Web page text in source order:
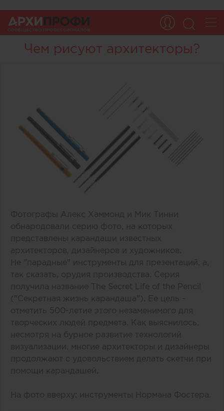
Чем рисуют архитекторы?
Фотографы Алекс Хаммонд и Мик Тинни
обнародовали серию фото, на которых
представлены карандаши известных
архитекторов, дизайнеров и художников.
Не "парадные" инструменты для презентаций, а,
так сказать, орудия производства. Серия
получила название The Secret Life of the Pencil
("Секретная жизнь карандаша"). Ее цель -
отметить 500-летие этого незаменимого для
творческих людей предмета. Как выяснилось,
несмотря на бурное развитие технологий
визуализации, многие архитекторы и дизайнеры
продолжают с удовольствием делать скетчи при
помощи карандашей.
На фото вверху: инструменты Нормана Фостера.